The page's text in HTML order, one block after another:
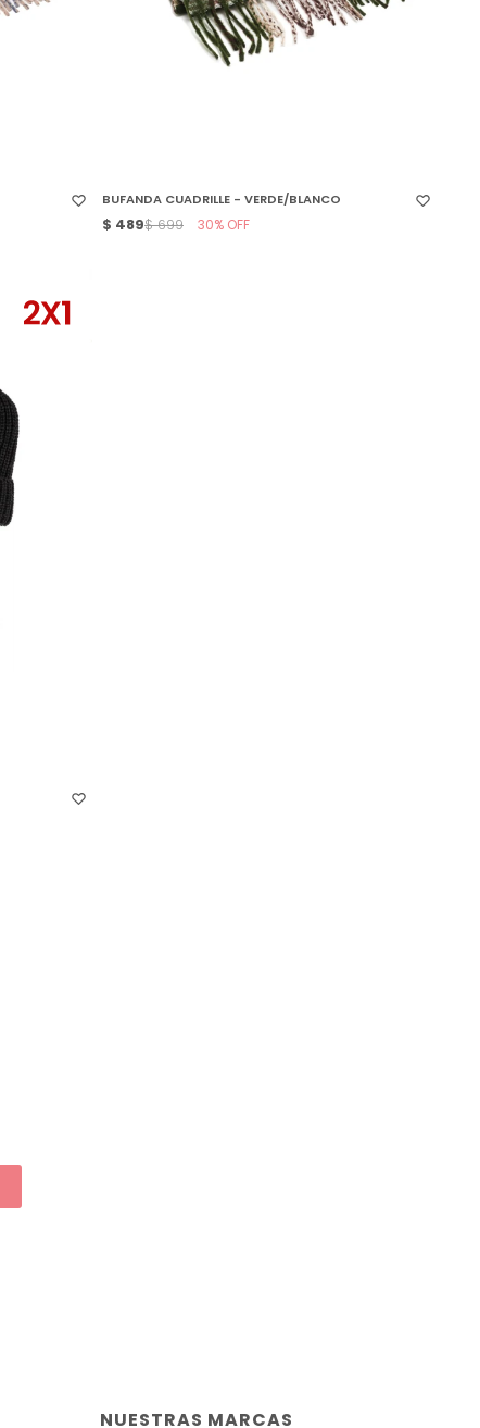
BUFANDA CUADRILLE - VERDE/BLANCO
$ 489$ 699 30
NUESTRAS MARCAS